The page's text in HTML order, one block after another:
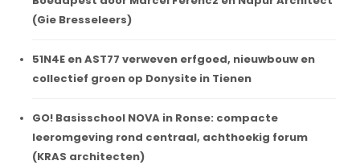
(Gie Bresseleers)
51N4E en AST77 verweven erfgoed, nieuwbouw en
collectief groen op Donysite in Tienen
GO! Basisschool NOVA in Ronse: compacte
leeromgeving rond centraal, achthoekig forum
(KRAS architecten)